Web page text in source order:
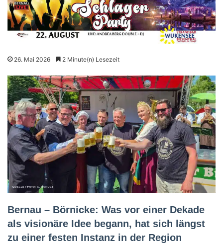
26. Mai 2026 2 Minute(n) Lesezeit
Bernau – Börnicke: Was vor einer Dekade
als visionäre Idee begann, hat sich längst
zu einer festen Instanz in der Region